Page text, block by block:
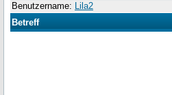
Benutzername: Lila2
Betreff